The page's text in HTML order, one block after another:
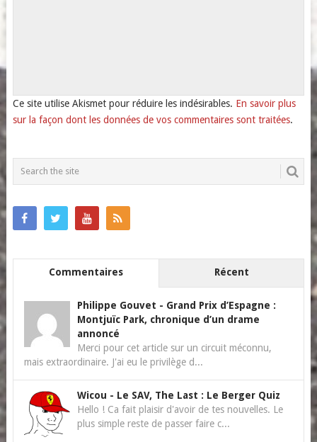
Ce site utilise Akismet pour réduire les indésirables. En savoir plus
sur la façon dont les données de vos commentaires sont traitées.
Commentaires Récent
Philippe Gouvet - Grand Prix d’Espagne :
Montjuïc Park, chronique d’un drame
annoncé
Merci pour cet article sur un circuit méconnu,
mais extraordinaire. J'ai eu le privilège d...
Wicou - Le SAV, The Last : Le Berger Quiz
Hello ! Ca fait plaisir d'avoir de tes nouvelles. Le
plus simple reste de passer faire c...